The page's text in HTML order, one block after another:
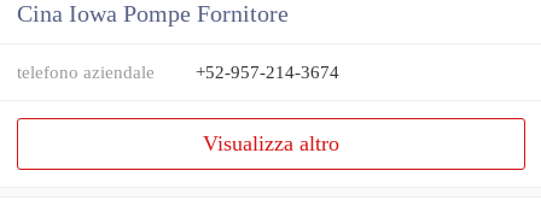
Cina Iowa Pompe Fornitore
telefono aziendale +52-957-214-3674
Visualizza altro